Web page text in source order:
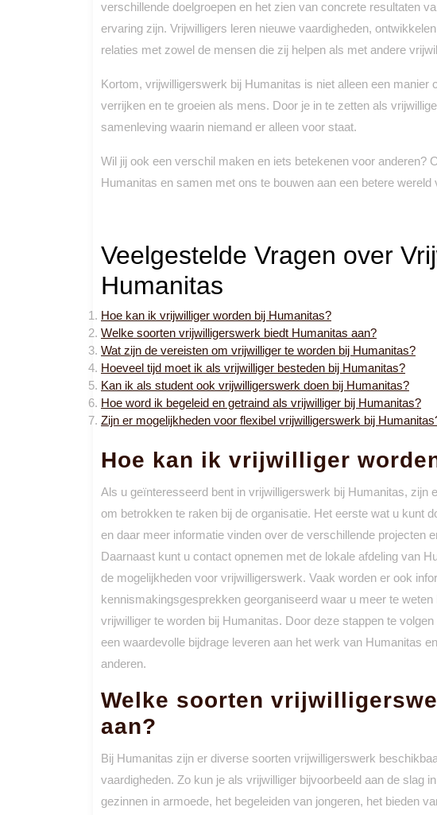
verschillende doelgroepen en het zien van concrete resultaten
ervaring zijn. Vrijwilligers leren nieuwe vaardigheden,
relaties met zowel de mensen die zij helpen als met andere
Kortom, vrijwilligerswerk bij Humanitas is niet alleen een manier
verrijken en te groeien als mens. Door je in te zetten als
samenleving waarin niemand er alleen voor staat.
Wil jij ook een verschil maken en iets betekenen voor anderen?
Humanitas en samen met ons te bouwen aan een betere wereld
Veelgestelde Vragen over
Humanitas
Hoe kan ik vrijwilliger worden bij Humanitas?
Welke soorten vrijwilligerswerk biedt Humanitas aan?
Wat zijn de vereisten om vrijwilliger te worden bij Humanitas?
Hoeveel tijd moet ik als vrijwilliger besteden bij Humanitas?
Kan ik als student ook vrijwilligerswerk doen bij Humanitas?
Hoe word ik begeleid en getraind als vrijwilliger bij Humanitas?
Zijn er mogelijkheden voor flexibel vrijwilligerswerk bij
Hoe kan ik vrijwilliger
Als u geïnteresseerd bent in vrijwilligerswerk bij Humanitas, zijn
om betrokken te raken bij de organisatie. Het eerste wat u kunt
en daar meer informatie vinden over de verschillende projecten
Daarnaast kunt u contact opnemen met de lokale afdeling van
de mogelijkheden voor vrijwilligerswerk. Vaak worden er ook
kennismakingsgesprekken georganiseerd waar u meer te
vrijwilliger te worden bij Humanitas. Door deze stappen te
een waardevolle bijdrage leveren aan het werk van Humanitas
anderen.
Welke soorten
aan?
Bij Humanitas zijn er diverse soorten vrijwilligerswerk
vaardigheden. Zo kun je als vrijwilliger bijvoorbeeld aan de slag
gezinnen in armoede, het begeleiden van jongeren, het bieden